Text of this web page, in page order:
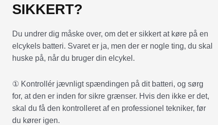
SIKKERT?
Du undrer dig måske over, om det er sikkert at køre på en
elcykels batteri. Svaret er ja, men der er nogle ting, du skal
huske på, når du bruger din elcykel.
① Kontrollér jævnligt spændingen på dit batteri, og sørg
for, at den er inden for sikre grænser. Hvis den ikke er det,
skal du få den kontrolleret af en professionel tekniker, før
du kører igen.